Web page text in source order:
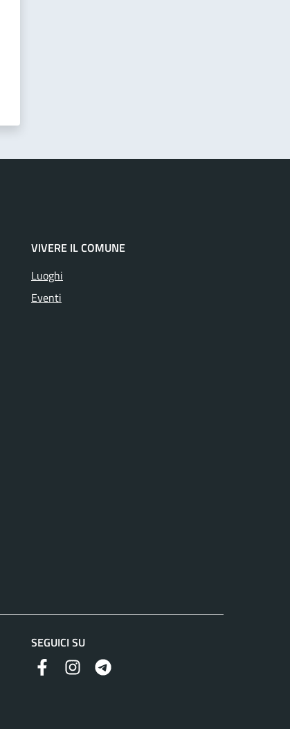
VIVERE IL COMUNE
Luoghi
Eventi
SEGUICI SU
Facebook InstagramTelegram